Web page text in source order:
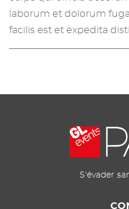
laborum et dolorum
facilis est et expedita
S'évader